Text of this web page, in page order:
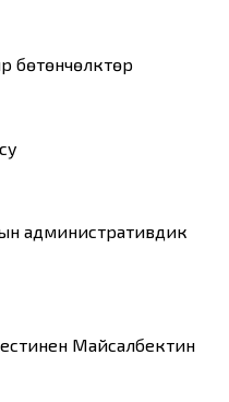
административдик
Майсалбектин